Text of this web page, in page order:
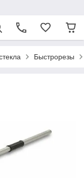
Быстрорезы